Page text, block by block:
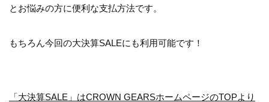
とお悩みの方に便利な支払方法です。
もちろん今回の大決算SALEにも利用可能です！
「大決算SALE」はCROWN GEARSホームページのTOPより